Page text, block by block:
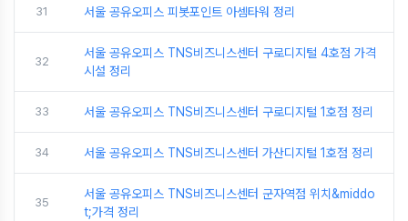
31 서울 공유오피스 피봇포인트 아셈타워 정리
32
서울 공유오피스 TNS비즈니스센터 구로디지털 4호점 가격
시설 정리
33 서울 공유오피스 TNS비즈니스센터 구로디지털 1호점 정리
34 서울 공유오피스 TNS비즈니스센터 가산디지털 1호점 정리
35
서울 공유오피스 TNS비즈니스센터 군자역점 위치&middo
t;가격 정리